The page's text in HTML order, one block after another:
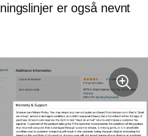
er også nevnt